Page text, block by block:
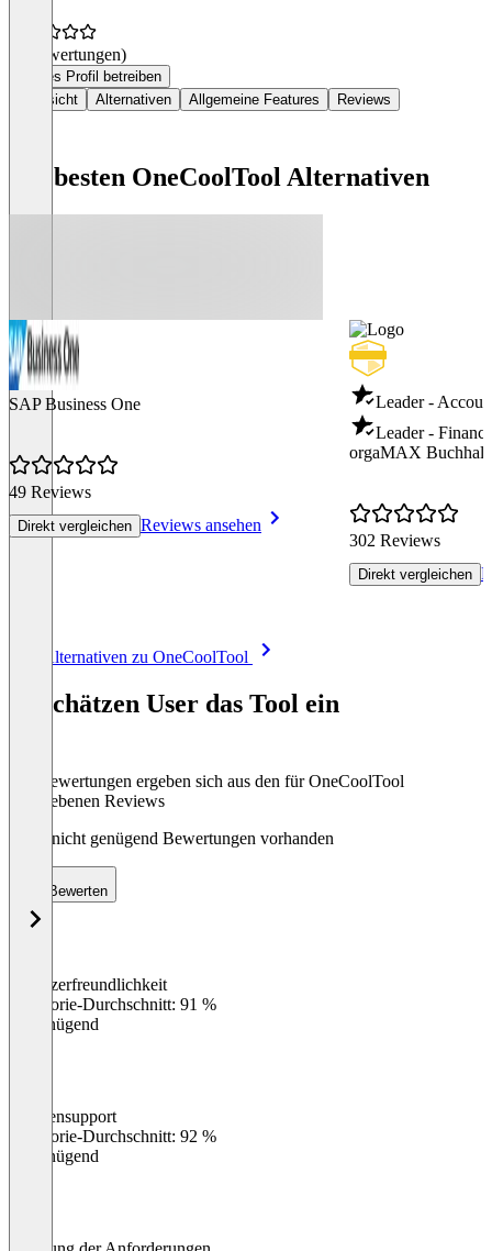
(0 Bewertungen)
Dieses Profil betreiben
Übersicht
Alternativen Allgemeine Features Reviews
Die besten OneCoolTool Alternativen
SAP Business One
49 Reviews
Direkt vergleichen Reviews ansehen
Leader -
Leader -
orgaMAX
302 Reviews
Direkt vergleichen
Alle Alternativen zu OneCoolTool
So schätzen User das Tool ein
Die Bewertungen ergeben sich aus den für OneCoolTool
abgegebenen Reviews
Noch nicht genügend Bewertungen vorhanden
Bewerten
Benutzerfreundlichkeit
Kategorie-Durchschnitt: 91 %
Ungenügend
Kundensupport
Kategorie-Durchschnitt: 92 %
Ungenügend